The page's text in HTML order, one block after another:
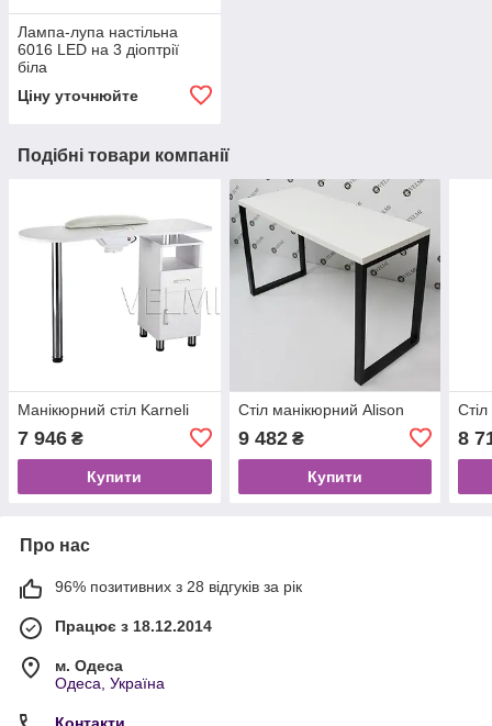
Лампа-лупа настільна
6016 LED на 3 діоптрії
біла
Ціну уточнюйте
Подібні товари компанії
Манікюрний стіл Karneli
7 946 ₴
Купити
Стіл манікюрний Alison
9 482₴
Купити
8
Про нас
96% позитивних з 28 відгуків за рік
Працює з 18.12.2014
м. Одеса
Одеса, Україна